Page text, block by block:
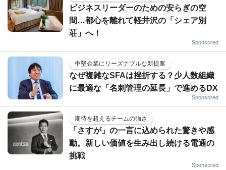
ビジネスリーダーのための安らぎの空
間…都心を離れて軽井沢の「シェア別
荘」へ！
Sponsored
中堅企業にリーズナブルな新提案
なぜ複雑なSFAは挫折する？少人数組織
に最適な「名刺管理の延長」で進めるDX
Sponsored
期待を超えるチームの強さ
「さすが」の一言に込められた驚きや感
動。新しい価値を生み出し続ける電通の
挑戦
Sponsored